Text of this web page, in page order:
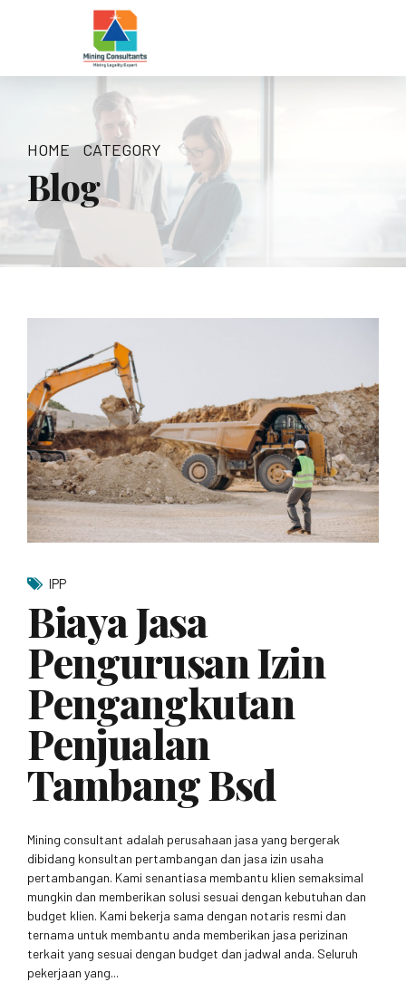
HOME CATEGORY
Blog
IPP
Biaya Jasa
Pengurusan Izin
Pengangkutan
Penjualan
Tambang Bsd
Mining consultant adalah perusahaan jasa yang bergerak
dibidang konsultan pertambangan dan jasa izin usaha
pertambangan. Kami senantiasa membantu klien semaksimal
mungkin dan memberikan solusi sesuai dengan kebutuhan dan
budget klien. Kami bekerja sama dengan notaris resmi dan
ternama untuk membantu anda memberikan jasa perizinan
terkait yang sesuai dengan budget dan jadwal anda. Seluruh
pekerjaan yang...